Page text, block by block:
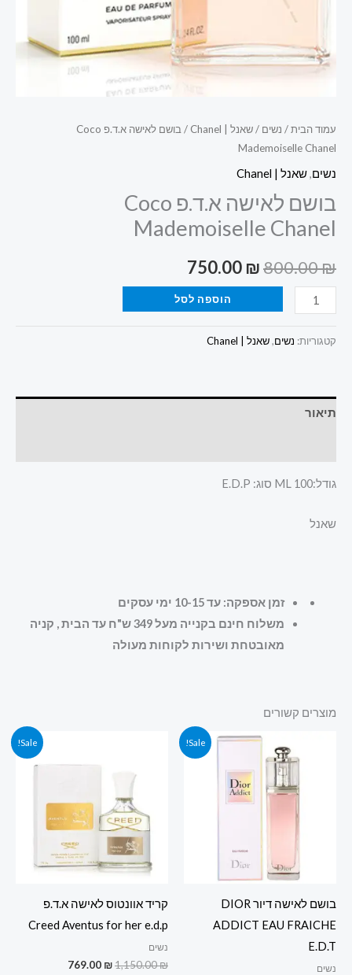
עמוד הבית/ נשים /שאנל | Chanel
/ בושם לאישה א.ד.פ Coco
Mademoiselle Chanel
נשים,שאנל | Chanel
בושם לאישה א.ד.פ Coco
Mademoiselle Chanel
800.00₪
750.00 ₪
הוספה לסל
קטגוריות: נשים,שאנל | Chanel
תיאור
גודל:100 ML סוג: E.D.P
שאנל
זמן אספקה: עד 10-15 ימי עסקים
משלוח חינם בקנייה מעל 349 ש"ח עד הבית , קניה
מאובטחת ושירות לקוחות מעולה
מוצרים קשורים
Sale!
בושם לאישה דיור DIOR
ADDICT EAU FRAICHE
E.D.T
נשים
המחיר
המקורי
היה:
445.00 ₪.
המחיר
345.00 ₪.
Sale!
קריד אוונטוס לאישה א.ד.פ
Creed Aventus for her e.d.p
נשים
1,150.00₪
769.00 ₪
המחיר
הנוכחי
הוא: